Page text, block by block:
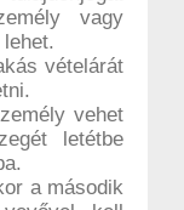
vagy
vételárát
vehet
letétbe
a második